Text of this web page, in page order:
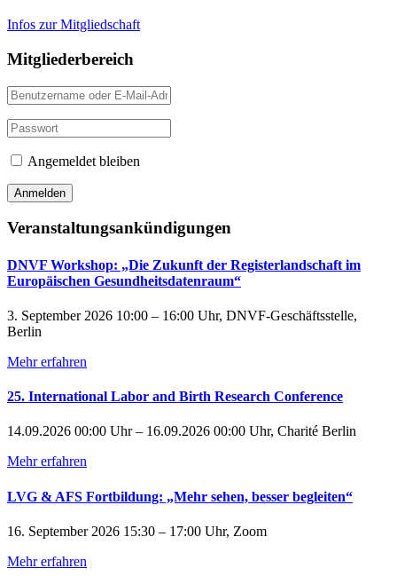
Infos zur Mitgliedschaft
Mitgliederbereich
Angemeldet bleiben
Veranstaltungsankündigungen
DNVF Workshop: „Die Zukunft der Registerlandschaft im
Europäischen Gesundheitsdatenraum“
3. September 2026 10:00 – 16:00 Uhr, DNVF-Geschäftsstelle,
Berlin
Mehr erfahren
25. International Labor and Birth Research Conference
14.09.2026 00:00 Uhr – 16.09.2026 00:00 Uhr, Charité Berlin
Mehr erfahren
LVG & AFS Fortbildung: „Mehr sehen, besser begleiten“
16. September 2026 15:30 – 17:00 Uhr, Zoom
Mehr erfahren